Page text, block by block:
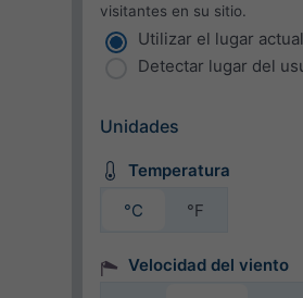
visitantes en su sitio.
Utilizar el lugar actual
Detectar lugar del
Unidades
Temperatura
°C
°F
Velocidad del viento